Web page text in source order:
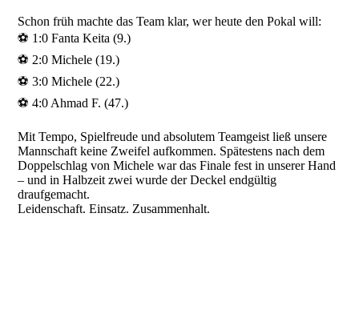
Schon früh machte das Team klar, wer heute den Pokal will:
⚽ 1:0 Fanta Keita (9.)
⚽ 2:0 Michele (19.)
⚽ 3:0 Michele (22.)
⚽ 4:0 Ahmad F. (47.)
Mit Tempo, Spielfreude und absolutem Teamgeist ließ unsere
Mannschaft keine Zweifel aufkommen. Spätestens nach dem
Doppelschlag von Michele war das Finale fest in unserer Hand
– und in Halbzeit zwei wurde der Deckel endgültig
draufgemacht.
Leidenschaft. Einsatz. Zusammenhalt.